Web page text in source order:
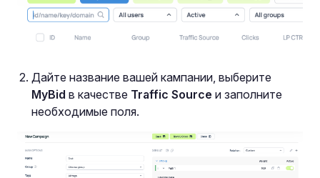
Дайте название вашей кампании, выберите
MyBid в качестве Traffic Source и заполните
необходимые поля.